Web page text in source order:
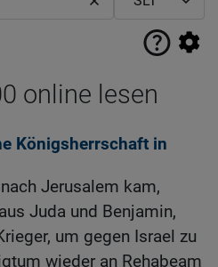
online lesen
Königsherrschaft in
Jerusalem kam,
Juda und Benjamin,
um gegen Israel zu
wieder an Rehabeam